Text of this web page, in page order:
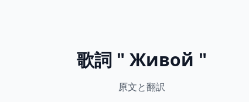
歌詞 " Живой "
原文と翻訳